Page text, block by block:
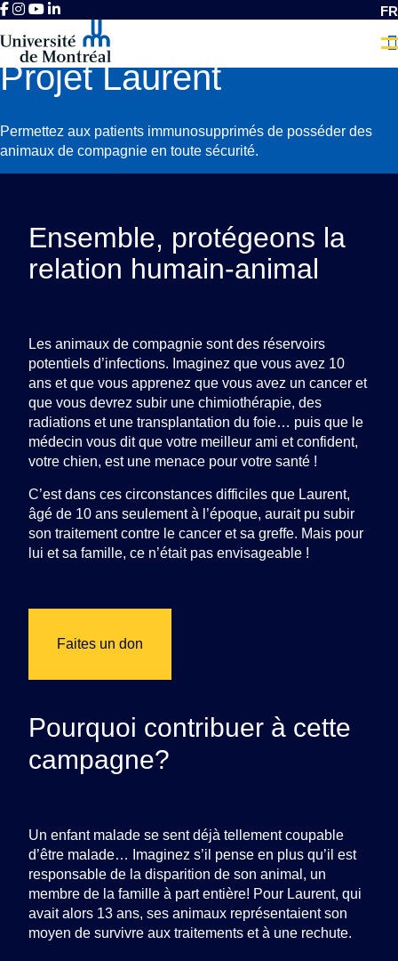
FR
ACCUEIL CAMPAGNE PROJET LAURENT
Projet Laurent
Permettez aux patients immunosupprimés de posséder des
animaux de compagnie en toute sécurité.​
Ensemble, protégeons la
relation humain-animal
Les animaux de compagnie sont des réservoirs
potentiels d’infections. Imaginez que vous avez 10
ans et que vous apprenez que vous avez un cancer et
que vous devrez subir une chimiothérapie, des
radiations et une transplantation du foie… puis que le
médecin vous dit que votre meilleur ami et confident,
votre chien, est une menace pour votre santé !
C’est dans ces circonstances difficiles que Laurent,
âgé de 10 ans seulement à l’époque, aurait pu subir
son traitement contre le cancer et sa greffe. Mais pour
lui et sa famille, ce n’était pas envisageable !
Faites un don
Pourquoi contribuer à cette
campagne?
Un enfant malade se sent déjà tellement coupable
d’être malade… Imaginez s’il pense en plus qu’il est
responsable de la disparition de son animal, un
membre de la famille à part entière! Pour Laurent, qui
avait alors 13 ans, ses animaux représentaient son
moyen de survivre aux traitements et à une rechute.